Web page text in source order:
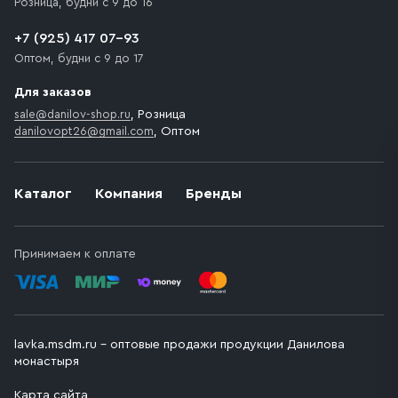
Каталог Компания Бренды
Принимаем к оплате
Розница, будни с 9 до 16
+7 (925) 417 07-93
Оптом, будни с 9 до 17
Для заказов
sale@danilov-shop.ru, Розница
danilovopt26@gmail.com, Оптом
lavka.msdm.ru – оптовые продажи продукции Данилова
монастыря